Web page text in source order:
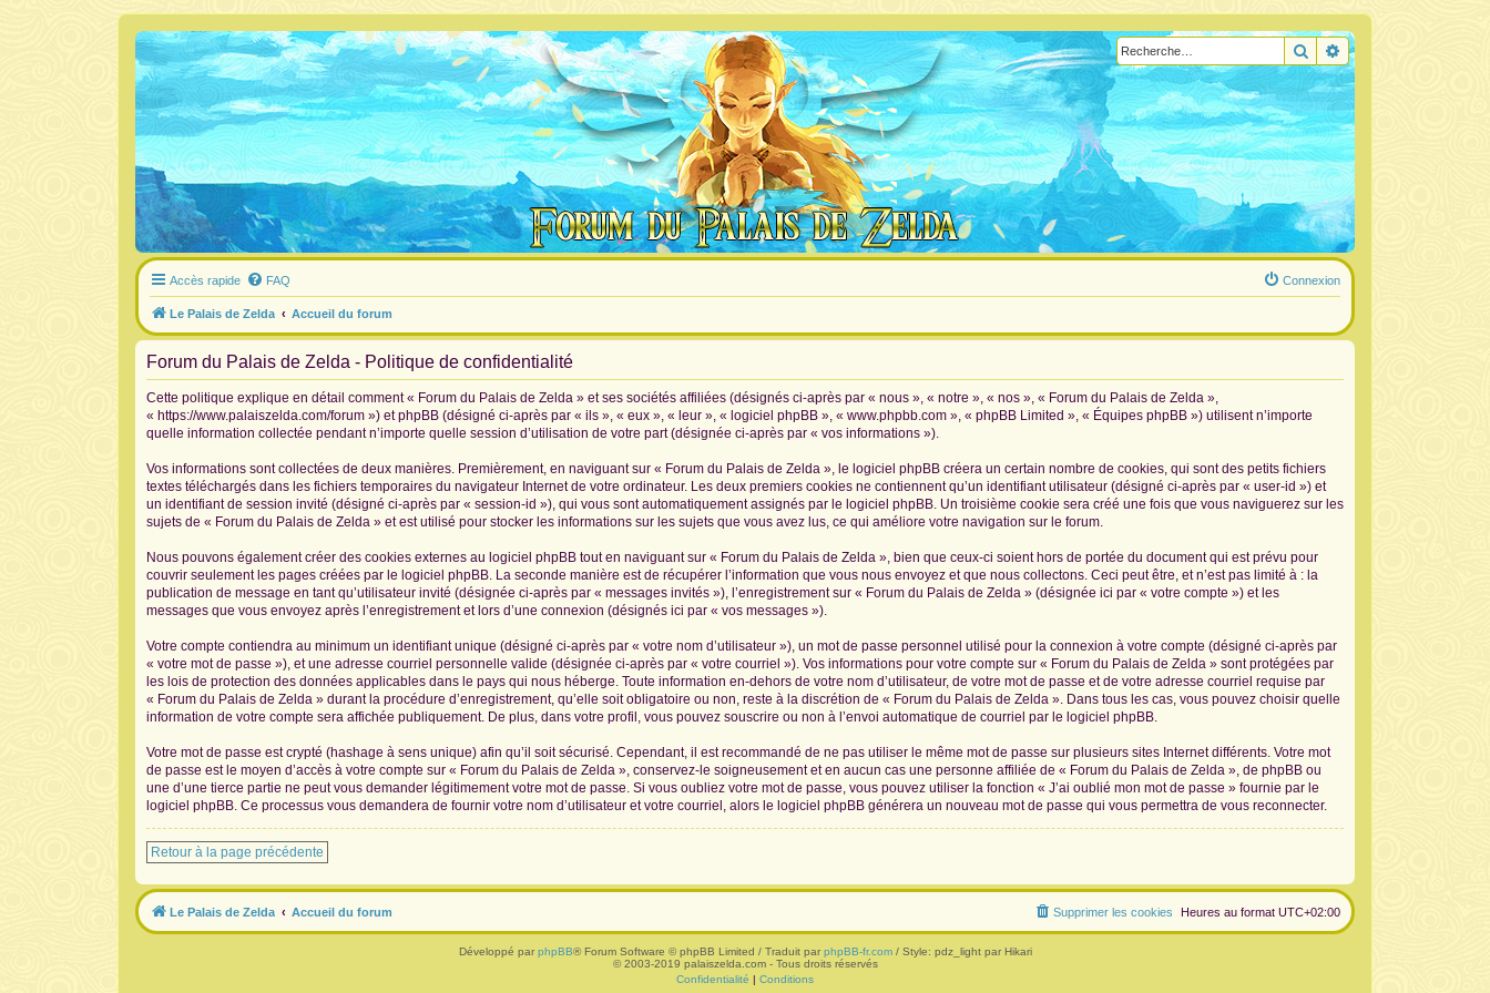
RechercherRecherche avancée
Accès rapide FAQ Connexion
Le Palais de Zelda Accueil du forum
Forum du Palais de Zelda - Politique de confidentialité
Cette politique explique en détail comment « Forum du Palais de Zelda » et ses sociétés affiliées (désignés ci-après par « nous », « notre », « nos », « Forum du Palais de Zelda »,
« https://www.palaiszelda.com/forum ») et phpBB (désigné ci-après par « ils », « eux », « leur », « logiciel phpBB », « www.phpbb.com », « phpBB Limited », « Équipes phpBB ») utilisent n’importe
quelle information collectée pendant n’importe quelle session d’utilisation de votre part (désignée ci-après par « vos informations »).
Vos informations sont collectées de deux manières. Premièrement, en naviguant sur « Forum du Palais de Zelda », le logiciel phpBB créera un certain nombre de cookies, qui sont des petits fichiers
textes téléchargés dans les fichiers temporaires du navigateur Internet de votre ordinateur. Les deux premiers cookies ne contiennent qu’un identifiant utilisateur (désigné ci-après par « user-id ») et
un identifiant de session invité (désigné ci-après par « session-id »), qui vous sont automatiquement assignés par le logiciel phpBB. Un troisième cookie sera créé une fois que vous naviguerez sur les
sujets de « Forum du Palais de Zelda » et est utilisé pour stocker les informations sur les sujets que vous avez lus, ce qui améliore votre navigation sur le forum.
Nous pouvons également créer des cookies externes au logiciel phpBB tout en naviguant sur « Forum du Palais de Zelda », bien que ceux-ci soient hors de portée du document qui est prévu pour
couvrir seulement les pages créées par le logiciel phpBB. La seconde manière est de récupérer l’information que vous nous envoyez et que nous collectons. Ceci peut être, et n’est pas limité à : la
publication de message en tant qu’utilisateur invité (désignée ci-après par « messages invités »), l’enregistrement sur « Forum du Palais de Zelda » (désignée ici par « votre compte ») et les
messages que vous envoyez après l’enregistrement et lors d’une connexion (désignés ici par « vos messages »).
Votre compte contiendra au minimum un identifiant unique (désigné ci-après par « votre nom d’utilisateur »), un mot de passe personnel utilisé pour la connexion à votre compte (désigné ci-après par
« votre mot de passe »), et une adresse courriel personnelle valide (désignée ci-après par « votre courriel »). Vos informations pour votre compte sur « Forum du Palais de Zelda » sont protégées par
les lois de protection des données applicables dans le pays qui nous héberge. Toute information en-dehors de votre nom d’utilisateur, de votre mot de passe et de votre adresse courriel requise par
« Forum du Palais de Zelda » durant la procédure d’enregistrement, qu’elle soit obligatoire ou non, reste à la discrétion de « Forum du Palais de Zelda ». Dans tous les cas, vous pouvez choisir quelle
information de votre compte sera affichée publiquement. De plus, dans votre profil, vous pouvez souscrire ou non à l’envoi automatique de courriel par le logiciel phpBB.
Votre mot de passe est crypté (hashage à sens unique) afin qu’il soit sécurisé. Cependant, il est recommandé de ne pas utiliser le même mot de passe sur plusieurs sites Internet différents. Votre mot
de passe est le moyen d’accès à votre compte sur « Forum du Palais de Zelda », conservez-le soigneusement et en aucun cas une personne affiliée de « Forum du Palais de Zelda », de phpBB ou
une d’une tierce partie ne peut vous demander légitimement votre mot de passe. Si vous oubliez votre mot de passe, vous pouvez utiliser la fonction « J’ai oublié mon mot de passe » fournie par le
logiciel phpBB. Ce processus vous demandera de fournir votre nom d’utilisateur et votre courriel, alors le logiciel phpBB générera un nouveau mot de passe qui vous permettra de vous reconnecter.
Retour à la page précédente
Le Palais de Zelda Accueil du forum Heures au format UTC+02:00
Supprimer les cookies
Développé par phpBB® Forum Software © phpBB Limited / Traduit par phpBB-fr.com/ Style: pdz_light par Hikari
© 2003-2019 palaiszelda.com - Tous droits réservés
Confidentialité | Conditions